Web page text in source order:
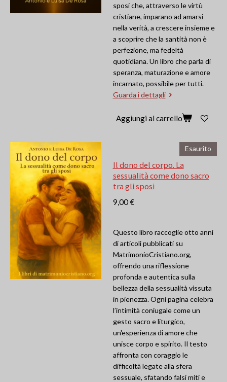
sposi che, attraverso le virtù
cristiane, imparano ad amarsi
nella verità, a crescere insieme e
a scoprire che la santità non è
perfezione, ma fedeltà
quotidiana. Un libro che parla di
speranza, maturazione e amore
incarnato, possibile per tutti.
Guarda i dettagli
Aggiungi al carrello
Esaurito
Il dono del corpo. La
sessualità come dono sacro
tra gli sposi
9,00 €
Questo libro raccoglie otto anni
di articoli pubblicati su
MatrimonioCristiano.org,
offrendo una riflessione
profonda e autentica sulla
bellezza della sessualità vissuta
in pienezza. Ogni pagina celebra
l’intimità coniugale come un
gesto sacro e liturgico,
un'esperienza di amore che
unisce corpo e spirito. Il testo
affronta con coraggio le
difficoltà legate alla sfera
sessuale, sfatando falsi miti e